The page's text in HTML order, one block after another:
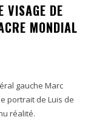
VISAGE DE
MONDIAL
gauche Marc
portrait de Luis de
réalité.